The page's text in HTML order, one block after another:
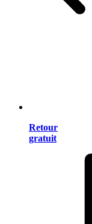
Retour
gratuit